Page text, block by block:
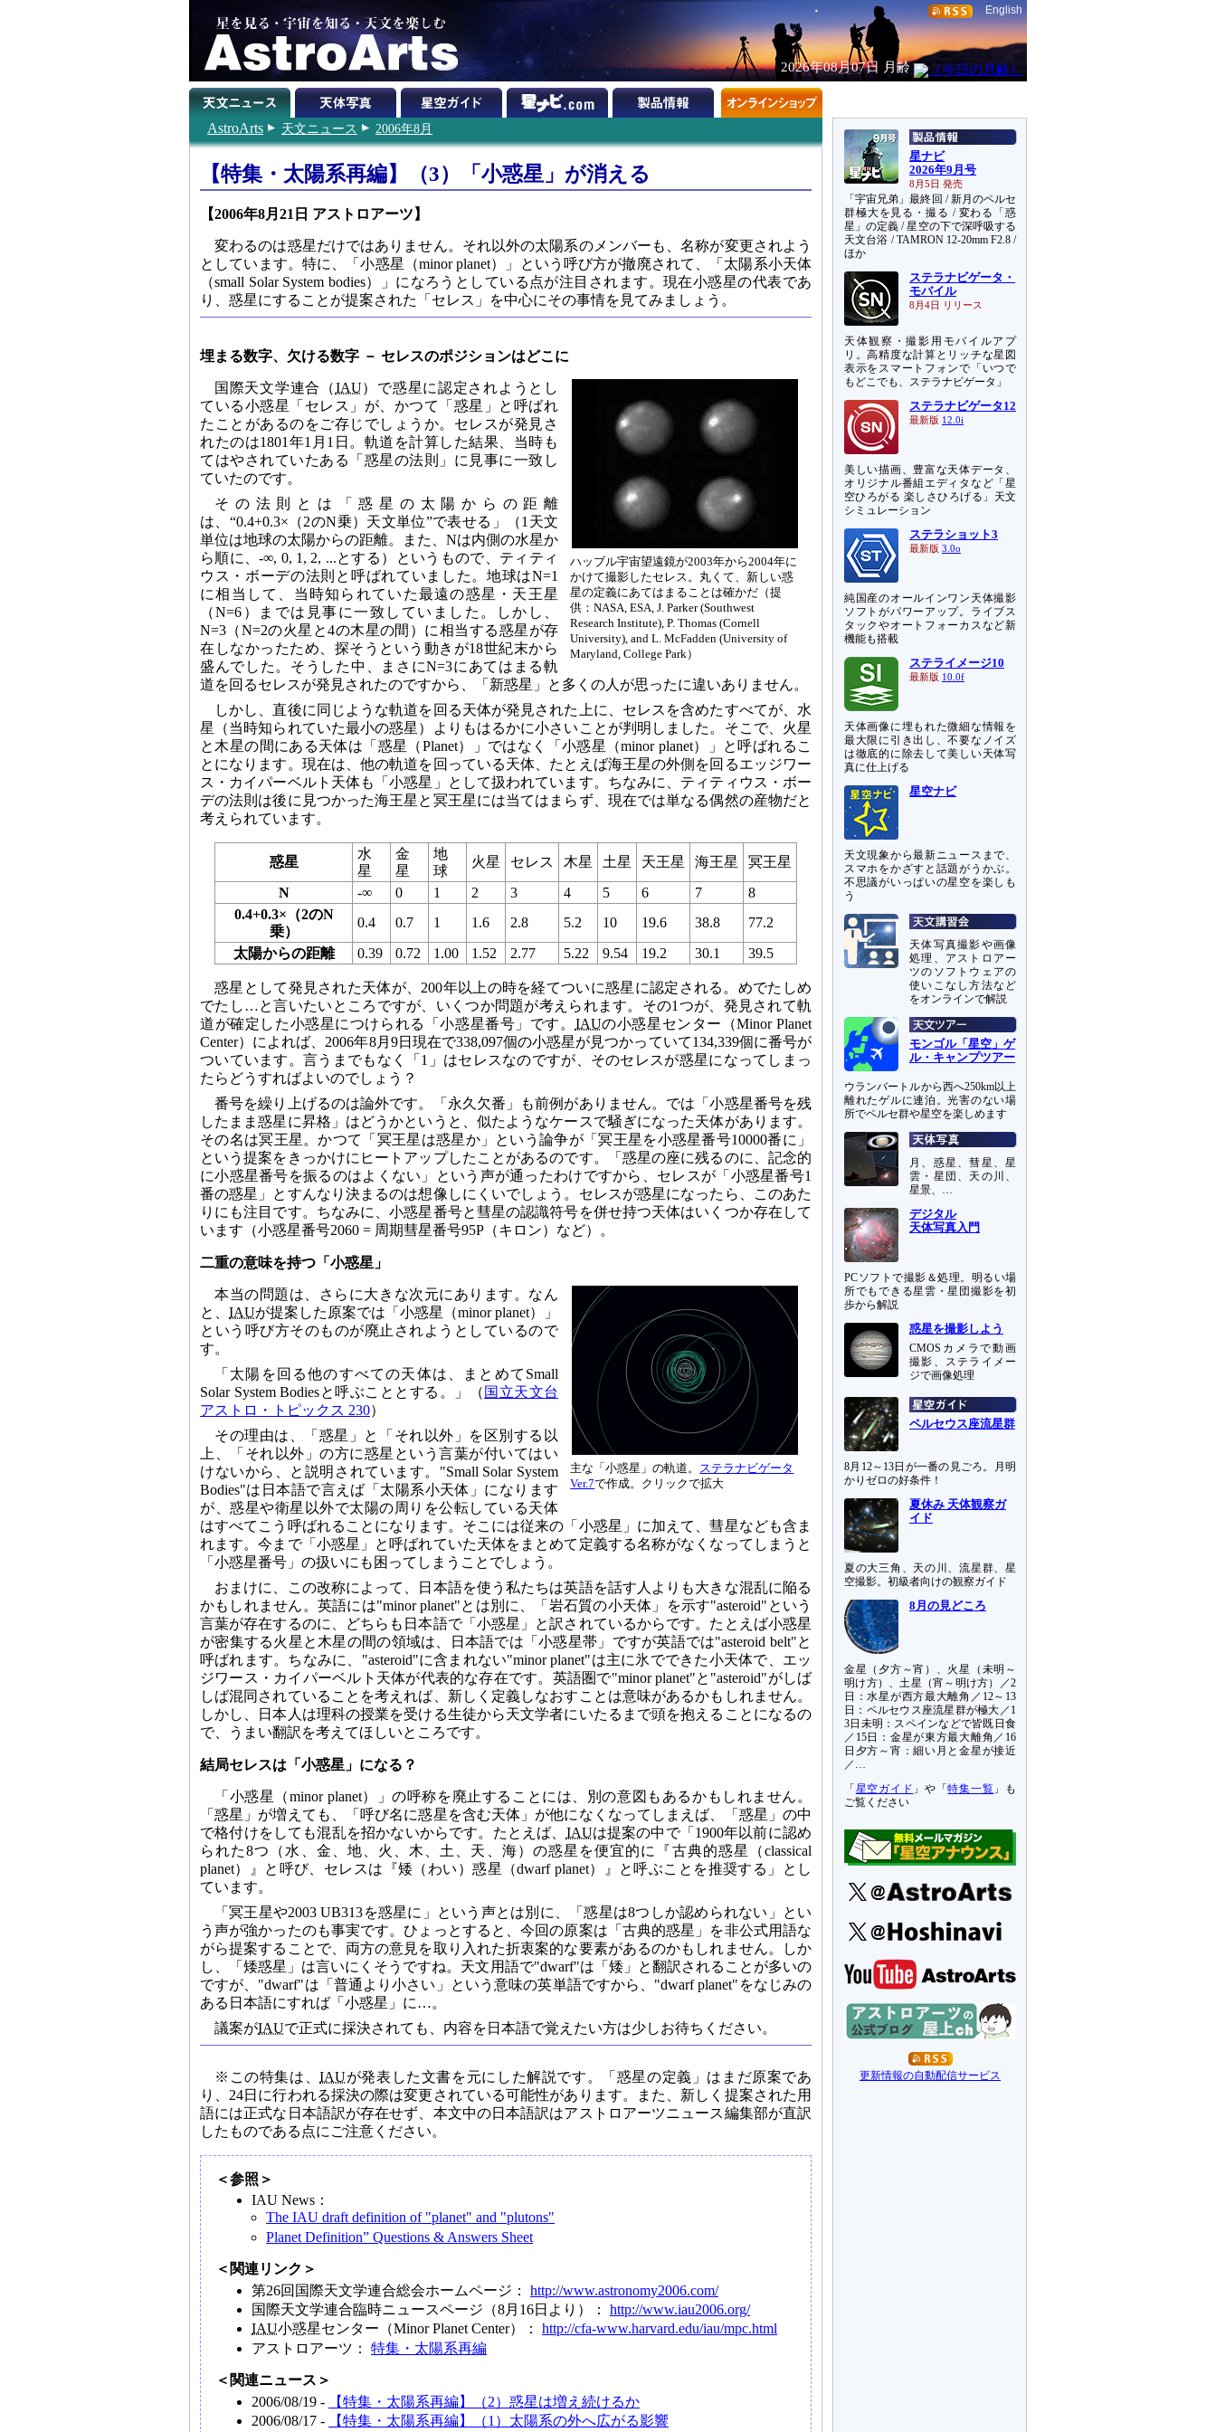
English
2026年08月07日 月齢
AstroArts 天文ニュース 2006年8月
【特集・太陽系再編】（3）「小惑星」が消える
【2006年8月21日 アストロアーツ】
変わるのは惑星だけではありません。それ以外の太陽系のメンバーも、名称が変更されよう
としています。特に、「小惑星（minor planet）」という呼び方が撤廃されて、「太陽系小天体
（small Solar System bodies）」になろうとしている点が注目されます。現在小惑星の代表であ
り、惑星にすることが提案された「セレス」を中心にその事情を見てみましょう。
埋まる数字、欠ける数字 － セレスのポジションはどこに
ハッブル宇宙望遠鏡が2003年から2004年に
かけて撮影したセレス。丸くて、新しい惑
星の定義にあてはまることは確かだ（提
供：NASA, ESA, J. Parker (Southwest
Research Institute), P. Thomas (Cornell
University), and L. McFadden (University of
Maryland, College Park）
国際天文学連合（IAU）で惑星に認定されようとし
ている小惑星「セレス」が、かつて「惑星」と呼ばれ
たことがあるのをご存じでしょうか。セレスが発見さ
れたのは1801年1月1日。軌道を計算した結果、当時も
てはやされていたある「惑星の法則」に見事に一致し
ていたのです。
その法則とは「惑星の太陽からの距離
は、“0.4+0.3×（2のN乗）天文単位”で表せる」（1天文
単位は地球の太陽からの距離。また、Nは内側の水星か
ら順に、-∞, 0, 1, 2, ...とする）というもので、ティティ
ウス・ボーデの法則と呼ばれていました。地球はN=1
に相当して、当時知られていた最遠の惑星・天王星
（N=6）までは見事に一致していました。しかし、
N=3（N=2の火星と4の木星の間）に相当する惑星が存
在しなかったため、探そうという動きが18世紀末から
盛んでした。そうした中、まさにN=3にあてはまる軌
道を回るセレスが発見されたのですから、「新惑星」と多くの人が思ったに違いありません。
しかし、直後に同じような軌道を回る天体が発見された上に、セレスを含めたすべてが、水
星（当時知られていた最小の惑星）よりもはるかに小さいことが判明しました。そこで、火星
と木星の間にある天体は「惑星（Planet）」ではなく「小惑星（minor planet）」と呼ばれるこ
とになります。現在は、他の軌道を回っている天体、たとえば海王星の外側を回るエッジワー
ス・カイパーベルト天体も「小惑星」として扱われています。ちなみに、ティティウス・ボー
デの法則は後に見つかった海王星と冥王星には当てはまらず、現在では単なる偶然の産物だと
考えられています。
惑星
水
星
金
星
地
球
火星 セレス 木星 土星 天王星 海王星
冥王星
N
-∞ 0 1 2 3 4 5 6 7
8
0.4+0.3×（2のN
乗）
0.4 0.7 1 1.6 2.8 5.2 10 19.6 38.8
77.2
太陽からの距離
0.39 0.72 1.00 1.52 2.77 5.22 9.54 19.2 30.1 39.5
惑星として発見された天体が、200年以上の時を経てついに惑星に認定される。めでたしめ
でたし…と言いたいところですが、いくつか問題が考えられます。その1つが、発見されて軌
道が確定した小惑星につけられる「小惑星番号」です。 IAUの小惑星センター（Minor Planet
Center）によれば、2006年8月9日現在で338,097個の小惑星が見つかっていて134,339個に番号が
ついています。言うまでもなく「1」はセレスなのですが、そのセレスが惑星になってしまっ
たらどうすればよいのでしょう？
番号を繰り上げるのは論外です。「永久欠番」も前例がありません。では「小惑星番号を残
したまま惑星に昇格」はどうかというと、似たようなケースで騒ぎになった天体があります。
その名は冥王星。かつて「冥王星は惑星か」という論争が「冥王星を小惑星番号10000番に」
という提案をきっかけにヒートアップしたことがあるのです。「惑星の座に残るのに、記念的
に小惑星番号を振るのはよくない」という声が通ったわけですから、セレスが「小惑星番号1
番の惑星」とすんなり決まるのは想像しにくいでしょう。セレスが惑星になったら、このあた
りにも注目です。ちなみに、小惑星番号と彗星の認識符号を併せ持つ天体はいくつか存在して
います（小惑星番号2060 = 周期彗星番号95P（キロン）など）。
二重の意味を持つ「小惑星」
主な「小惑星」の軌道。
ステラナビゲータ
Ver.7で作成。クリックで拡大
本当の問題は、さらに大きな次元にあります。なん
と、 IAUが提案した原案では「小惑星（minor planet）」
という呼び方そのものが廃止されようとしているので
す。
「太陽を回る他のすべての天体は、まとめてSmall
Solar System Bodiesと呼ぶこととする。」（ 国立天文台
アストロ・トピックス 230）
その理由は、「惑星」と「それ以外」を区別する以
上、「それ以外」の方に惑星という言葉が付いてはい
けないから、と説明されています。"Small Solar System
Bodies"は日本語で言えば「太陽系小天体」になります
が、惑星や衛星以外で太陽の周りを公転している天体
はすべてこう呼ばれることになります。そこには従来の「小惑星」に加えて、彗星なども含ま
れます。今まで「小惑星」と呼ばれていた天体をまとめて定義する名称がなくなってしまうと
「小惑星番号」の扱いにも困ってしまうことでしょう。
おまけに、この改称によって、日本語を使う私たちは英語を話す人よりも大きな混乱に陥る
かもしれません。英語には"minor planet"とは別に、「岩石質の小天体」を示す"asteroid"という
言葉が存在するのに、どちらも日本語で「小惑星」と訳されているからです。たとえば小惑星
が密集する火星と木星の間の領域は、日本語では「小惑星帯」ですが英語では"asteroid belt"と
呼ばれます。ちなみに、"asteroid"に含まれない"minor planet"は主に氷でできた小天体で、エッ
ジワース・カイパーベルト天体が代表的な存在です。英語圏で"minor planet"と"asteroid"がしば
しば混同されていることを考えれば、新しく定義しなおすことは意味があるかもしれません。
しかし、日本人は理科の授業を受ける生徒から天文学者にいたるまで頭を抱えることになるの
で、うまい翻訳を考えてほしいところです。
結局セレスは「小惑星」になる？
「小惑星（minor planet）」の呼称を廃止することには、別の意図もあるかもしれません。
「惑星」が増えても、「呼び名に惑星を含む天体」が他になくなってしまえば、「惑星」の中
で格付けをしても混乱を招かないからです。たとえば、 IAUは提案の中で「1900年以前に認め
られた8つ（水、金、地、火、木、土、天、海）の惑星を便宜的に『古典的惑星（classical
planet）』と呼び、セレスは『矮（わい）惑星（dwarf planet）』と呼ぶことを推奨する」とし
ています。
「冥王星や2003 UB313を惑星に」という声とは別に、「惑星は8つしか認められない」とい
う声が強かったのも事実です。ひょっとすると、今回の原案は「古典的惑星」を非公式用語な
がら提案することで、両方の意見を取り入れた折衷案的な要素があるのかもしれません。しか
し、「矮惑星」は言いにくそうですね。天文用語で"dwarf"は「矮」と翻訳されることが多いの
ですが、"dwarf"は「普通より小さい」という意味の英単語ですから、"dwarf planet"をなじみの
ある日本語にすれば「小惑星」に…。
議案がIAUで正式に採決されても、内容を日本語で覚えたい方は少しお待ちください。
※この特集は、IAUが発表した文書を元にした解説です。「惑星の定義」はまだ原案であ
り、24日に行われる採決の際は変更されている可能性があります。また、新しく提案された用
語には正式な日本語訳が存在せず、本文中の日本語訳はアストロアーツニュース編集部が直訳
したものである点にご注意ください。
＜参照＞
IAU News：
The IAU draft definition of "planet" and "plutons"
Planet Definition” Questions & Answers Sheet
＜関連リンク＞
第26回国際天文学連合総会ホームページ： http://www.astronomy2006.com/
国際天文学連合臨時ニュースページ（8月16日より）： http://www.iau2006.org/
IAU小惑星センター（Minor Planet Center）： http://cfa-www.harvard.edu/iau/mpc.html
アストロアーツ： 特集・太陽系再編
＜関連ニュース＞
2006/08/19 -
【特集・太陽系再編】（2）惑星は増え続けるか
2006/08/17 -
【特集・太陽系再編】（1）太陽系の外へ広がる影響
星ナビ
2026年9月号
8月5日 発売
「宇宙兄弟」最終回 / 新月のペルセ
群極大を見る・撮る / 変わる「惑
星」の定義 / 星空の下で深呼吸する
天文台浴 / TAMRON 12-20mm F2.8 /
ほか
ステラナビゲータ・
モバイル
8月4日 リリース
天体観察・撮影用モバイルアプ
リ。高精度な計算とリッチな星図
表示をスマートフォンで「いつで
もどこでも、ステラナビゲータ」
ステラナビゲータ12
最新版 12.0i
美しい描画、豊富な天体データ、
オリジナル番組エディタなど「星
空ひろがる 楽しさひろげる」天文
シミュレーション
ステラショット3
最新版 3.0o
純国産のオールインワン天体撮影
ソフトがパワーアップ。ライブス
タックやオートフォーカスなど新
機能も搭載
ステライメージ10
最新版 10.0f
天体画像に埋もれた微細な情報を
最大限に引き出し、不要なノイズ
は徹底的に除去して美しい天体写
真に仕上げる
星空ナビ
天文現象から最新ニュースまで、
スマホをかざすと話題がうかぶ。
不思議がいっぱいの星空を楽しも
う
天体写真撮影や画像
処理、アストロアー
ツのソフトウェアの
使いこなし方法など
をオンラインで解説
モンゴル「星空」ゲ
ル・キャンプツアー
ウランバートルから西へ250km以上
離れたゲルに連泊。光害のない場
所でペルセ群や星空を楽しめます
月、惑星、彗星、星
雲・星団、天の川、
星景、…
デジタル
天体写真入門
PCソフトで撮影＆処理。明るい場
所でもできる星雲・星団撮影を初
歩から解説
惑星を撮影しよう
CMOSカメラで動画
撮影、ステライメー
ジで画像処理
ペルセウス座流星群
8月12～13日が一番の見ごろ。月明
かりゼロの好条件！
夏休み 天体観察ガ
イド
夏の大三角、天の川、流星群、星
空撮影。初級者向けの観察ガイド
8月の見どころ
金星（夕方～宵）、火星（未明～
明け方）、土星（宵～明け方）／2
日：水星が西方最大離角／12～13
日：ペルセウス座流星群が極大／1
3日未明：スペインなどで皆既日食
／15日：金星が東方最大離角／16
日夕方～宵：細い月と金星が接近
／…
「 星空ガイド 」や「特集一覧 」も
ご覧ください
更新情報の自動配信サービス